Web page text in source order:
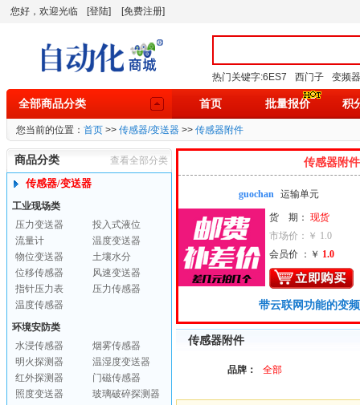
您好，欢迎光临 [登陆] [免费注册]
热门关键字:6ES7 西门子 变频器
全部商品分类 首页 批量报价 积
您当前的位置： 首页 >> 传感器/变送器 >> 传感器附件
传感器附件
guochan 运输单元
货 期： 现货
市场价：￥ 1.0
会员价 ：￥ 1.0
带云联网功能的变
传感器附件
品牌： 全部
查看全部分类
商品分类
传感器/变送器
工业现场类
压力变送器
投入式液位
流量计
温度变送器
物位变送器
土壤水分
位移传感器
风速变送器
指针压力表
压力传感器
温度传感器
环境安防类
水浸传感器
烟雾传感器
明火探测器
温湿度变送器
红外探测器
门磁传感器
照度变送器
玻璃破碎探测器